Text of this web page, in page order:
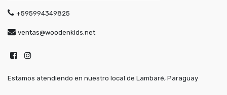
+595994349825
ventas@woodenkids.net
Estamos atendiendo en nuestro local de Lambaré, Paraguay